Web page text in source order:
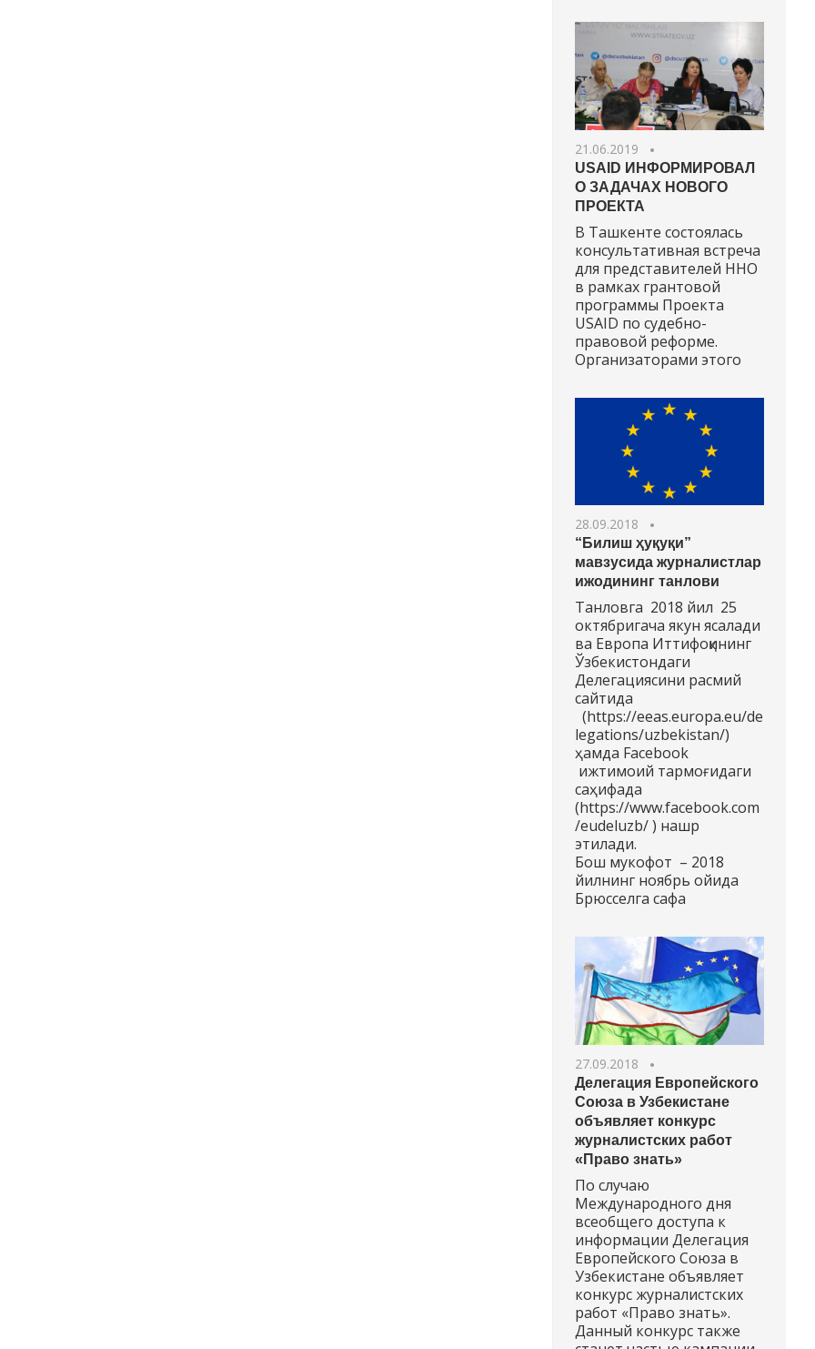
21.06.2019
USAID ИНФОРМИРОВАЛ
О ЗАДАЧАХ НОВОГО
ПРОЕКТА
В Ташкенте состоялась
консультативная встреча
для представителей ННО
в рамках грантовой
программы Проекта
USAID по судебно-
правовой реформе.
Организаторами этого
28.09.2018
“Билиш ҳуқуқи”
мавзусида журналистлар
ижодининг танлови
Танловга 2018 йил 25
октябригача якун ясалади
ва Европа Иттифоқининг
Ўзбекистондаги
Делегациясини расмий
сайтида
(https://eeas.europa.eu/de
legations/uzbekistan/)
ҳамда Facebook
ижтимоий тармоғидаги
саҳифада
(https://www.facebook.com
/eudeluzb/ ) нашр
этилади.
Бош мукофот – 2018
йилнинг ноябрь ойида
Брюсселга сафа
27.09.2018
Делегация Европейского
Союза в Узбекистане
объявляет конкурс
журналистских работ
«Право знать»
По случаю
Международного дня
всеобщего доступа к
информации Делегация
Европейского Союза в
Узбекистане объявляет
конкурс журналистских
работ «Право знать».
Данный конкурс также